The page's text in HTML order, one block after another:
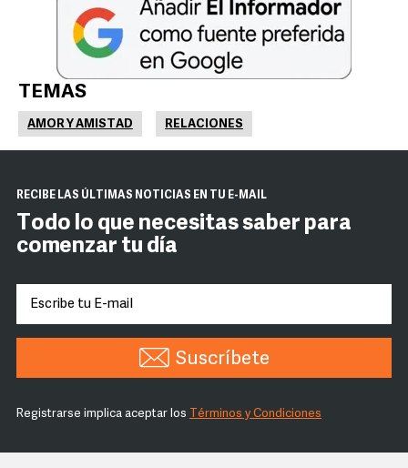
TEMAS
AMOR Y AMISTAD RELACIONES
RECIBE LAS ÚLTIMAS NOTICIAS EN TU E-MAIL
Todo lo que necesitas saber para
comenzar tu día
Suscríbete
Registrarse implica aceptar los Términos y Condiciones